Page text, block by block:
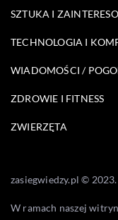
SZTUKA I
TECHNOLOGIA I
WIADOMOŚCI /
ZDROWIE I FITNESS
ZWIERZĘTA
zasiegwiedzy.pl ©
W ramach naszej